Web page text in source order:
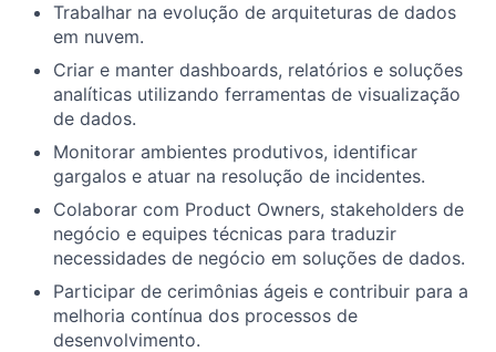
Trabalhar na evolução de arquiteturas de dados
em nuvem.
Criar e manter dashboards, relatórios e soluções
analíticas utilizando ferramentas de visualização
de dados.
Monitorar ambientes produtivos, identificar
gargalos e atuar na resolução de incidentes.
Colaborar com Product Owners, stakeholders de
negócio e equipes técnicas para traduzir
necessidades de negócio em soluções de dados.
Participar de cerimônias ágeis e contribuir para a
melhoria contínua dos processos de
desenvolvimento.